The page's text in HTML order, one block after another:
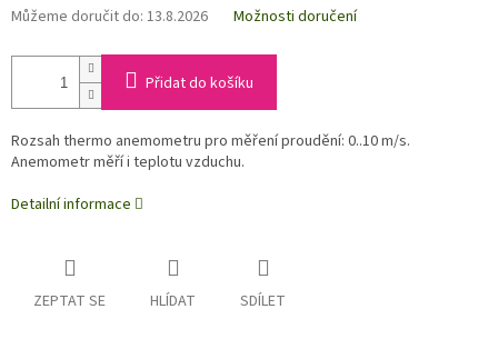
Můžeme doručit do: 13.8.2026 Možnosti doručení
Přidat do košíku
Rozsah thermo anemometru pro měření proudění: 0..10 m/s.
Anemometr měří i teplotu vzduchu.
Detailní informace
ZEPTAT SE HLÍDAT SDÍLET